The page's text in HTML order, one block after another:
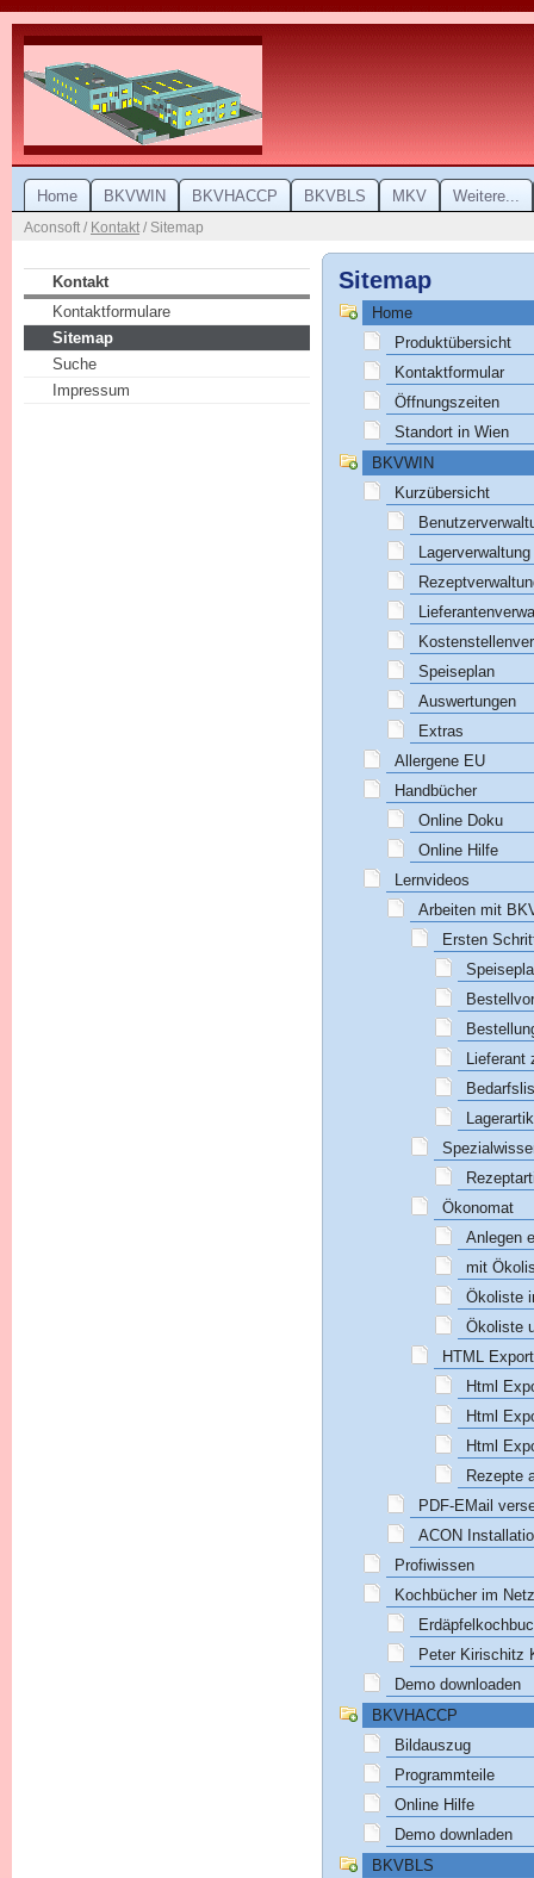
Home BKVWIN BKVHACCP BKVBLS MKV Weitere...
Aconsoft / Kontakt / Sitemap
Kontakt
Kontaktformulare
Sitemap
Suche
Impressum
Sitemap
Home
Produktübersicht
Kontaktformular
Öffnungszeiten
Standort in Wien
BKVWIN
Kurzübersicht
Lagerverwaltung
Speiseplan
Auswertungen
Extras
Allergene EU
Handbücher
Online Doku
Online Hilfe
Lernvideos
Arbeiten mit
Ersten
Lieferant
Ökonomat
Anlegen
mit
Ökoliste
Ökoliste
HTML
Html
Html
Html
Rezepte
PDF-EMail
ACON
Profiwissen
Kochbücher im
Peter Kirischitz
Demo downloaden
BKVHACCP
Bildauszug
Programmteile
Online Hilfe
Demo downladen
BKVBLS